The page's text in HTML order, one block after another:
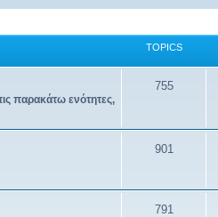
TOPICS
παρακάτω ενότητες,
755
901
791